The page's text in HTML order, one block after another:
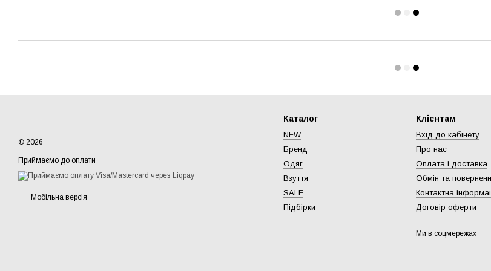
© 2026
Приймаємо до оплати
Мобільна версія
Каталог
NEW
Бренд
Одяг
Взуття
SALE
Підбірки
Клієнтам
Вхід до кабінету
Про нас
Оплата і доставка
Обмін та
Контактна
Договір оферти
Ми в соцмережах